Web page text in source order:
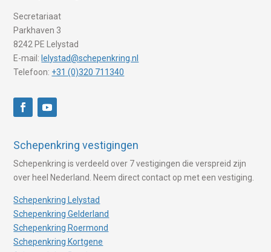
Secretariaat
Parkhaven 3
8242 PE Lelystad
E-mail: lelystad@schepenkring.nl
Telefoon: +31 (0)320 711340
Schepenkring vestigingen
Schepenkring is verdeeld over 7 vestigingen die verspreid zijn
over heel Nederland. Neem direct contact op met een vestiging.
Schepenkring Lelystad
Schepenkring Gelderland
Schepenkring Roermond
Schepenkring Kortgene